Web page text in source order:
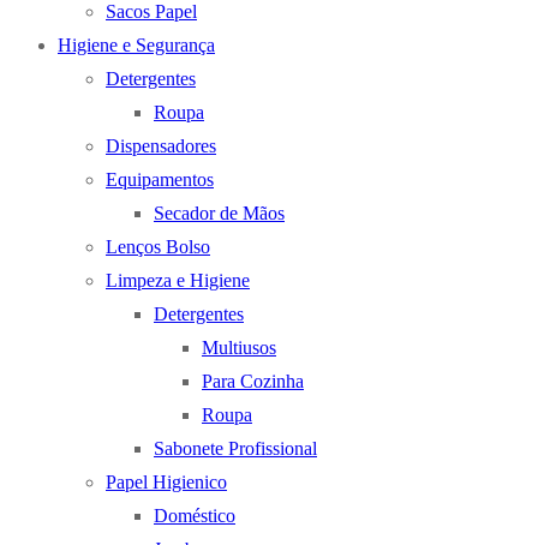
Sacos Papel
Higiene e Segurança
Detergentes
Roupa
Dispensadores
Equipamentos
Secador de Mãos
Lenços Bolso
Limpeza e Higiene
Detergentes
Multiusos
Para Cozinha
Roupa
Sabonete Profissional
Papel Higienico
Doméstico